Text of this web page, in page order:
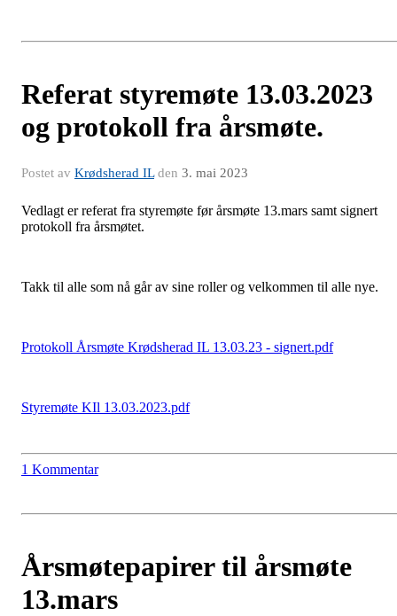
Referat styremøte 13.03.2023
og protokoll fra årsmøte.
Postet av Krødsherad ILden 3. mai 2023
Vedlagt er referat fra styremøte før årsmøte 13.mars samt signert
protokoll fra årsmøtet.
Takk til alle som nå går av sine roller og velkommen til alle nye.
Protokoll Årsmøte Krødsherad IL 13.03.23 - signert.pdf
Styremøte KIl 13.03.2023.pdf
1 Kommentar
Årsmøtepapirer til årsmøte
13.mars